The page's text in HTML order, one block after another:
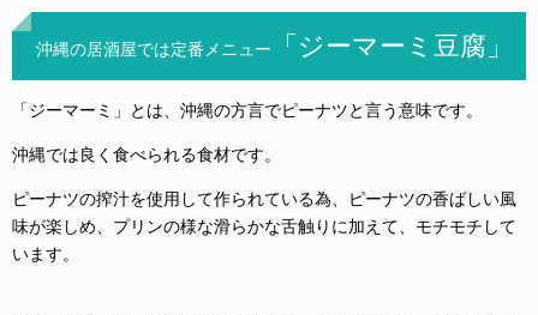
沖縄の居酒屋では定番メニュー 「ジーマーミ豆腐」
「ジーマーミ」とは、沖縄の方言でピーナツと言う意味です。
沖縄では良く食べられる食材です。
ピーナツの搾汁を使用して作られている為、ピーナツの香ばしい風
味が楽しめ、プリンの様な滑らかな舌触りに加えて、モチモチして
います。